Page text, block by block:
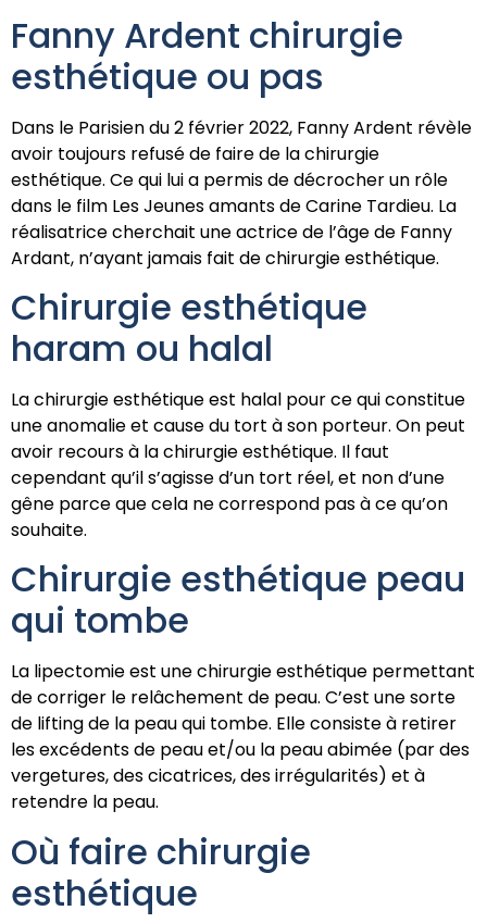
Fanny Ardent chirurgie
esthétique ou pas
Dans le Parisien du 2 février 2022, Fanny Ardent révèle
avoir toujours refusé de faire de la chirurgie
esthétique. Ce qui lui a permis de décrocher un rôle
dans le film Les Jeunes amants de Carine Tardieu. La
réalisatrice cherchait une actrice de l’âge de Fanny
Ardant, n’ayant jamais fait de chirurgie esthétique.
Chirurgie esthétique
haram ou halal
La chirurgie esthétique est halal pour ce qui constitue
une anomalie et cause du tort à son porteur. On peut
avoir recours à la chirurgie esthétique. Il faut
cependant qu’il s’agisse d’un tort réel, et non d’une
gêne parce que cela ne correspond pas à ce qu’on
souhaite.
Chirurgie esthétique peau
qui tombe
La lipectomie est une chirurgie esthétique permettant
de corriger le relâchement de peau. C’est une sorte
de lifting de la peau qui tombe. Elle consiste à retirer
les excédents de peau et/ou la peau abimée (par des
vergetures, des cicatrices, des irrégularités) et à
retendre la peau.
Où faire chirurgie
esthétique